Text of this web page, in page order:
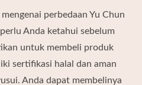
perbedaan Yu Chun
Anda ketahui sebelum
untuk membeli produk
sertifikasi halal dan aman
Anda dapat membelinya